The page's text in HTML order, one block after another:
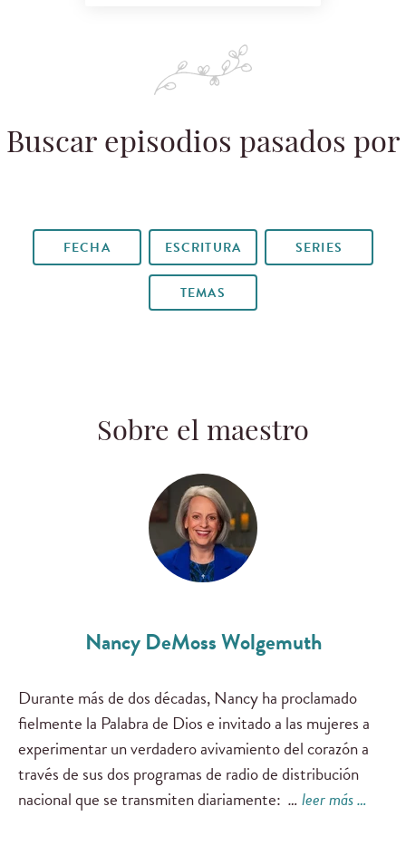
Buscar episodios pasados por
FECHA ESCRITURA SERIES
TEMAS
Sobre el maestro
Nancy DeMoss Wolgemuth
Durante más de dos décadas, Nancy ha proclamado
fielmente la Palabra de Dios e invitado a las mujeres a
experimentar un verdadero avivamiento del corazón a
través de sus dos programas de radio de distribución
nacional que se transmiten diariamente: …leer más …